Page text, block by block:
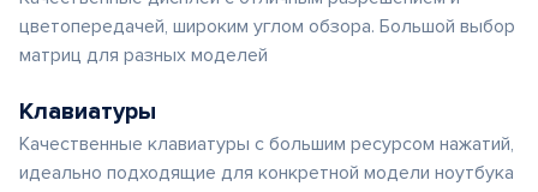
цветопередачей, широким углом обзора. Большой выбор
матриц для разных моделей
Клавиатуры
Качественные клавиатуры с большим ресурсом нажатий,
идеально подходящие для конкретной модели ноутбука